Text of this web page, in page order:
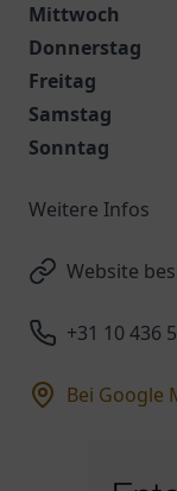
Mittwoch
Donnerstag
Freitag
Samstag
Sonntag
Weitere Infos
Website
+31 10 436
Bei Google